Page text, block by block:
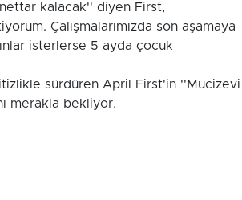
kalacak'' diyen First,
Çalışmalarımızda son aşamaya
isterlerse 5 ayda çocuk
sürdüren April First'in ''Mucizevi
merakla bekliyor.